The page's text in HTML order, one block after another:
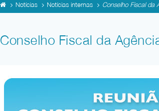
Notícias Notícias internas Conselho Fiscal da
Conselho Fiscal da